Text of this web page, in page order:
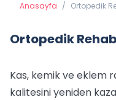
Anasayfa / Ortopedik
Ortopedik
Kas, kemik ve eklem
kalitesini yeniden